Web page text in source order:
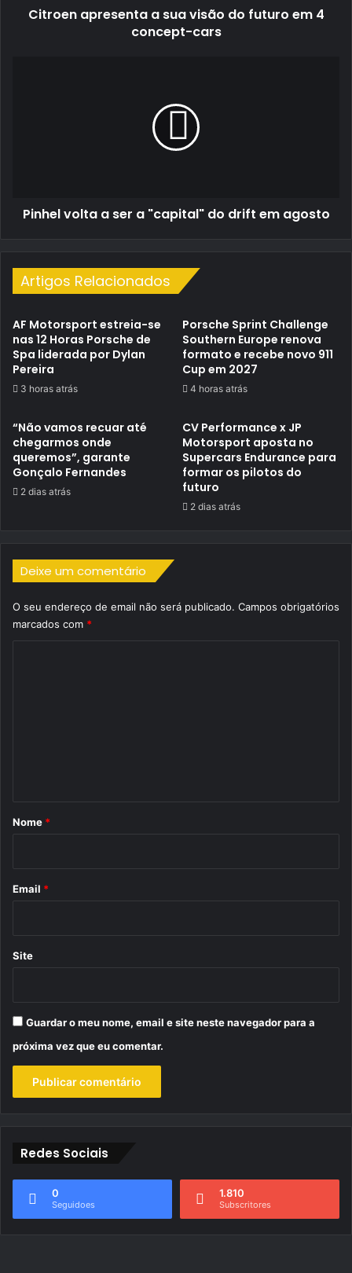
concept-
Citroen apresenta a sua visão do futuro em 4
concept-cars
agosto
Pinhel volta a ser a "capital" do drift em agosto
Artigos Relacionados
AF Motorsport estreia-se
nas 12 Horas Porsche de
Spa liderada por Dylan
Pereira
3 horas atrás
Porsche Sprint Challenge
Southern Europe renova
formato e recebe novo 911
Cup em 2027
4 horas atrás
“Não vamos recuar até
chegarmos onde
queremos”, garante
Gonçalo Fernandes
2 dias atrás
CV Performance x JP
Motorsport aposta no
Supercars Endurance para
formar os pilotos do
futuro
2 dias atrás
Deixe um comentário
O seu endereço de email não será publicado. Campos obrigatórios
marcados com *
r
*
Nome *
Email *
Site
Guardar o meu nome, email e site neste navegador para a
próxima vez que eu comentar.
Redes Sociais
0
Seguidoes
1.810
Subscritores